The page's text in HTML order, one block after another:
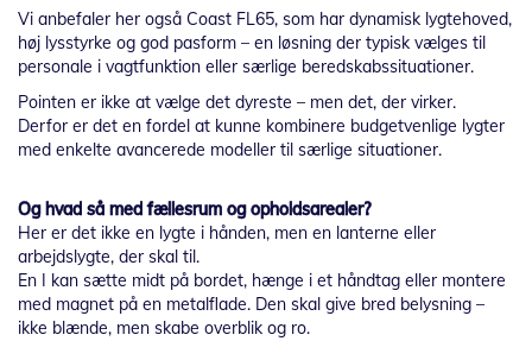
Vi anbefaler her også Coast FL65, som har dynamisk lygtehoved,
høj lysstyrke og god pasform – en løsning der typisk vælges til
personale i vagtfunktion eller særlige beredskabssituationer.
Pointen er ikke at vælge det dyreste – men det, der virker.
Derfor er det en fordel at kunne kombinere budgetvenlige lygter
med enkelte avancerede modeller til særlige situationer.
Og hvad så med fællesrum og opholdsarealer?
Her er det ikke en lygte i hånden, men en lanterne eller
arbejdslygte, der skal til.
En I kan sætte midt på bordet, hænge i et håndtag eller montere
med magnet på en metalflade. Den skal give bred belysning –
ikke blænde, men skabe overblik og ro.